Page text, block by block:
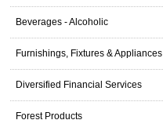
Beverages - Alcoholic
Furnishings, Fixtures & Appliances
Diversified Financial Services
Forest Products